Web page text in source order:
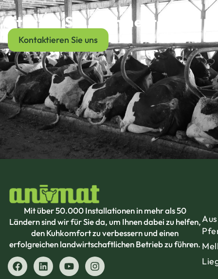
Starten Sie noch heute
Kontaktieren Sie uns
Mit über 50.000 Installationen in mehr als 50
Ländern sind wir für Sie da, um Ihnen dabei zu helfen,
den Kuhkomfort zu verbessern und einen
erfolgreichen landwirtschaftlichen Betrieb zu führen.